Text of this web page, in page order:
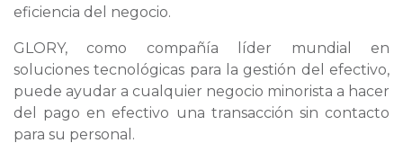
eficiencia del negocio.
GLORY, como compañía líder mundial en
soluciones tecnológicas para la gestión del efectivo,
puede ayudar a cualquier negocio minorista a hacer
del pago en efectivo una transacción sin contacto
para su personal.